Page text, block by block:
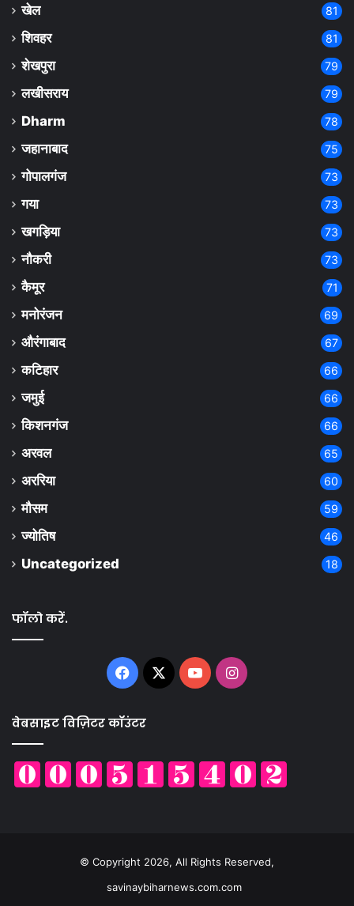
खेल 81
शिवहर 81
शेखपुरा 79
लखीसराय 79
Dharm 78
जहानाबाद 75
गोपालगंज 73
गया 73
खगड़िया 73
नौकरी 73
कैमूर 71
मनोरंजन 69
औरंगाबाद 67
कटिहार 66
जमुई 66
किशनगंज 66
अरवल 65
अररिया 60
मौसम 59
ज्योतिष 46
Uncategorized 18
फॉलो करें.
Facebook
X YouTubeInstagram
वेबसाइट विज़िटर कॉउंटर
© Copyright 2026, All Rights Reserved,
savinaybiharnews.com.com